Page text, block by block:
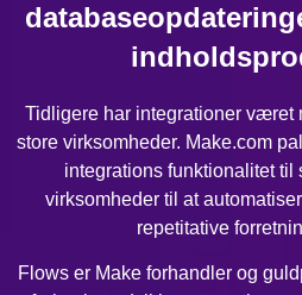
Tidligere har integrationer været
store virksomheder. Make.com
integrations funktionalitet til
virksomheder til at
repetitative
Flows er Make forhandler og